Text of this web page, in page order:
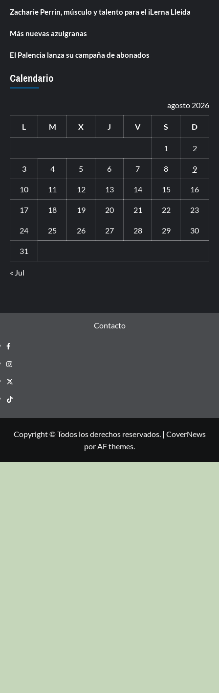
Zacharie Perrin, músculo y talento para el iLerna Lleida
Más nuevas azulgranas
El Palencia lanza su campaña de abonados
Calendario
agosto 2026
L M X J V S D
1 2
3 4 5 6 7 8 9
10 11 12 13 14 15 16
17 18 19 20 21 22 23
24 25 26 27 28 29 30
31
« Jul
Contacto
Copyright © Todos los derechos reservados. | CoverNews
por AF themes.